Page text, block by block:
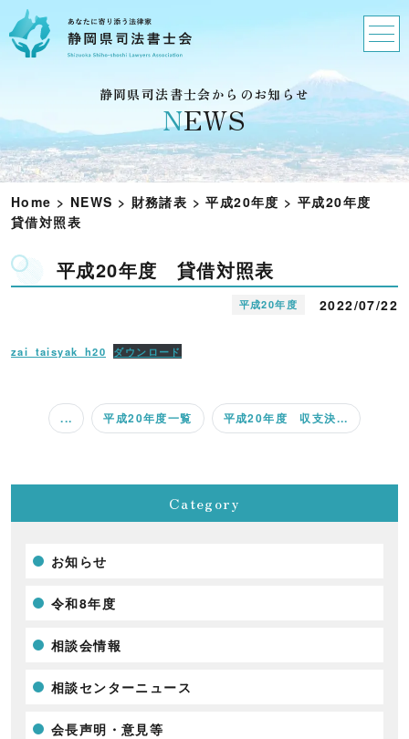
静岡県司法書士会からのお知らせ
NEWS
Home > NEWS > 財務諸表 >平成20年度 >平成20年度
貸借対照表
平成20年度 貸借対照表
平成20年度 2022/07/22
zai_taisyak_h20 ダウンロード
... 平成20年度一覧 平成20年度 収支決...
Category
お知らせ
令和8年度
相談会情報
相談センターニュース
会長声明・意見等